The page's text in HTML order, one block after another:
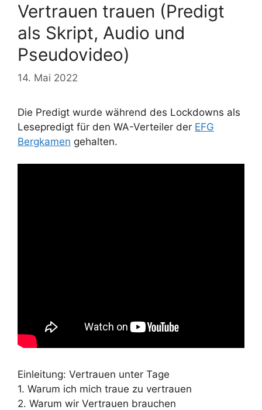
Vertrauen trauen (Predigt
als Skript, Audio und
Pseudovideo)
14. Mai 2022
Die Predigt wurde während des Lockdowns als
Lesepredigt für den WA-Verteiler der EFG
Bergkamen gehalten.
Einleitung: Vertrauen unter Tage
1. Warum ich mich traue zu vertrauen
2. Warum wir Vertrauen brauchen